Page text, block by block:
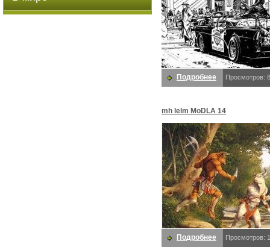
Подробнее Просмотров:
mh lelm MoDLA 14
LandOfTheMinotaurs. Elmore,
Подробнее Просмотров: